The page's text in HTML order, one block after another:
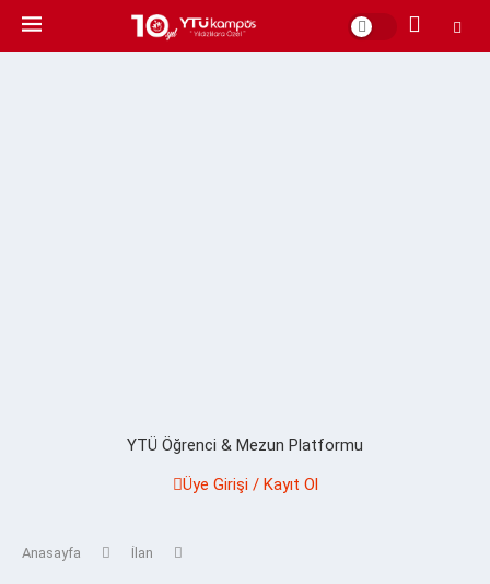
YTÜ Öğrenci & Mezun Platformu
Üye Girişi / Kayıt Ol
Anasayfa İlan